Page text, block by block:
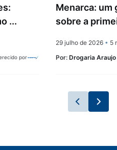
...
por
Menarca: um
sobre a
29 julho de 2026 • 5
Por: Drogaria Araujo